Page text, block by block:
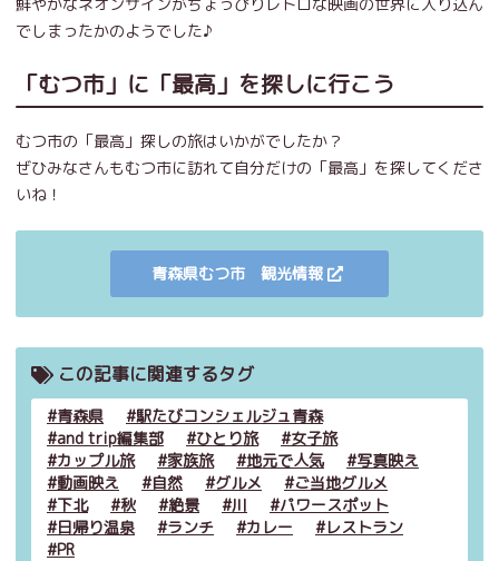
でしまったかのようでした♪
「むつ市」に「最高」を探しに行こう
むつ市の「最高」探しの旅はいかがでしたか？
ぜひみなさんもむつ市に訪れて自分だけの「最高」を探してくださ
いね！
青森県むつ市 観光情報
この記事に関連するタグ
青森県
駅たびコンシェルジュ青森
and trip編集部
ひとり旅
女子旅
カップル旅
家族旅 地元で人気
写真映え
動画映え
自然 グルメ
ご当地グルメ
下北
秋 絶景 川
パワースポット
日帰り温泉
ランチ カレー
レストラン
PR